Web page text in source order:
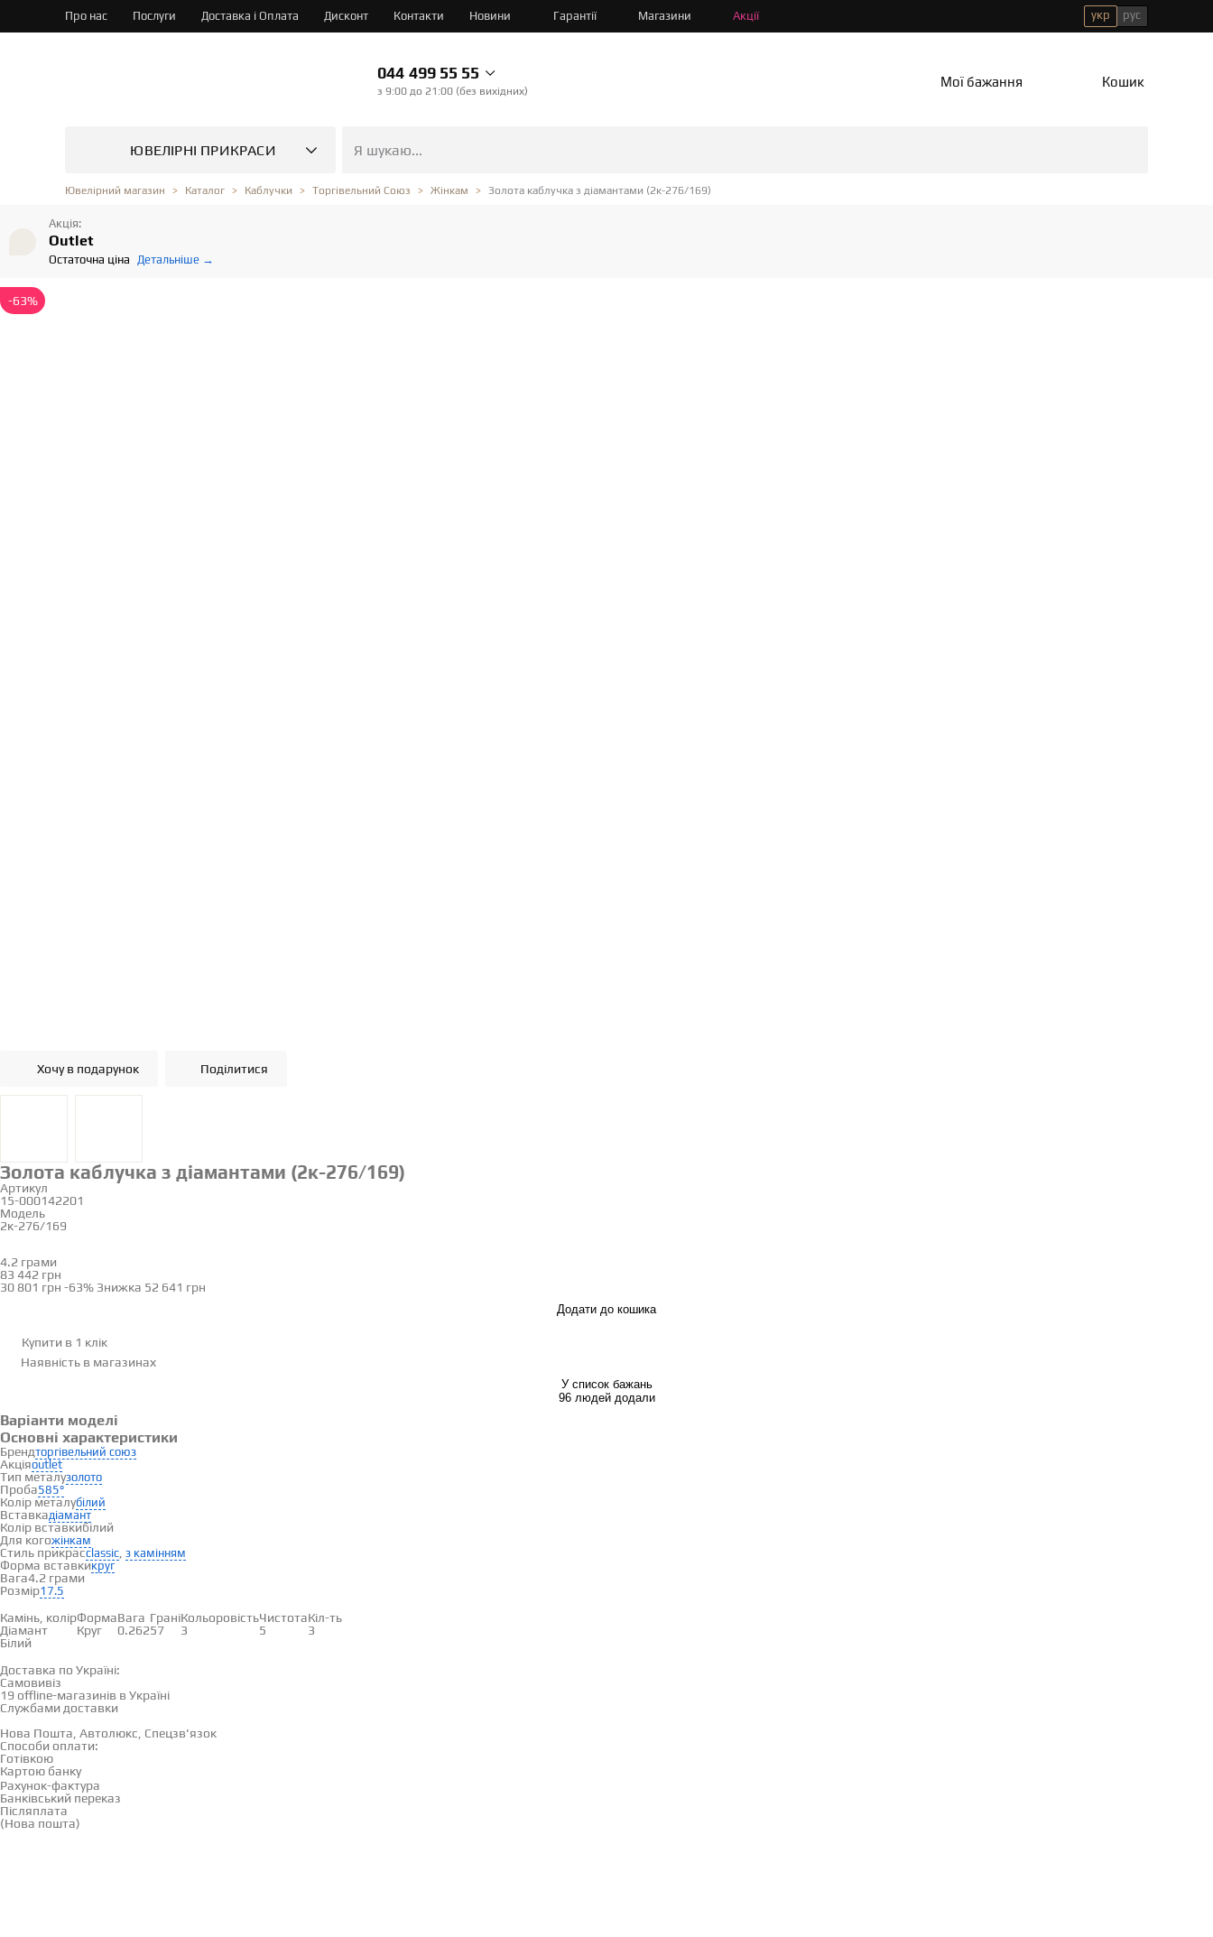
Про нас Послуги Доставка і Оплата Дисконт Контакти Новини Гарантії Магазини Акції укр рус
044 499 55 55
з 9:00 до 21:00 (без вихідних)
Мої бажання Кошик
ЮВЕЛІРНІ ПРИКРАСИ
Ювелірний магазин Каталог Каблучки Торгівельний Союз Жінкам Золота каблучка з діамантами (2к-276/169)
Акція:
Outlet
Остаточна ціна Детальніше →
-63%
Хочу в подарунок Поділитися
Золота каблучка з діамантами (2к-276/169)
Артикул
15-000142201
Модель
2к-276/169
4.2 грами
83 442 грн
30 801 грн -63% Знижка 52 641 грн
Додати до кошика
Купити в 1 клік
Наявність в магазинах
У список бажань
96 людей додали
Варіанти моделі
Основні характеристики
Брендторгівельний союз
Акціяoutlet
Тип металузолото
Проба585°
Колір металубілий
Вставкадіамант
Колір вставкибілий
Для когожінкам
Стиль прикрасclassic з камінням
Форма вставкикруг
Вага4.2 грами
Розмір17.5
Вставки
Камінь, колірФормаВага ГраніКольоровістьЧистотаКіл-ть
Діамант
Білий
Круг 0.26257 3 5 3
Доставка по Україні:
Самовивіз
19 offline-магазинів в Україні
Службами доставки
Нова Пошта, Автолюкс, Спецзв'язок
Способи оплати:
Готівкою
Картою банку
Рахунок-фактура
Банківський переказ
Післяплата
(Нова пошта)